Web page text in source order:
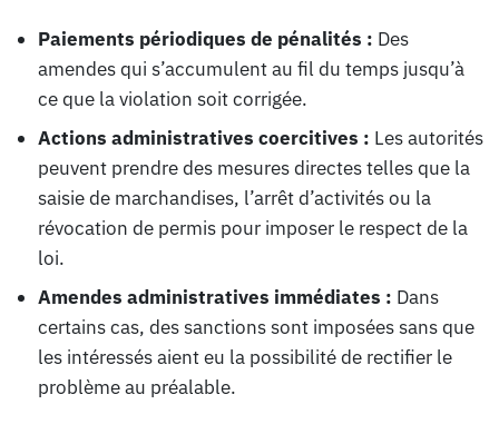
Paiements périodiques de pénalités : Des
amendes qui s’accumulent au fil du temps jusqu’à
ce que la violation soit corrigée.
Actions administratives coercitives : Les autorités
peuvent prendre des mesures directes telles que la
saisie de marchandises, l’arrêt d’activités ou la
révocation de permis pour imposer le respect de la
loi.
Amendes administratives immédiates : Dans
certains cas, des sanctions sont imposées sans que
les intéressés aient eu la possibilité de rectifier le
problème au préalable.